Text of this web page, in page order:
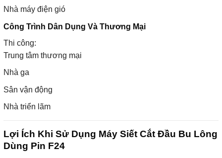
Nhà máy điện gió
Công Trình Dân Dụng Và Thương Mại
Thi công:
Trung tâm thương mại
Nhà ga
Sân vận động
Nhà triển lãm
Lợi Ích Khi Sử Dụng Máy Siết Cắt Đầu Bu Lông
Dùng Pin F24